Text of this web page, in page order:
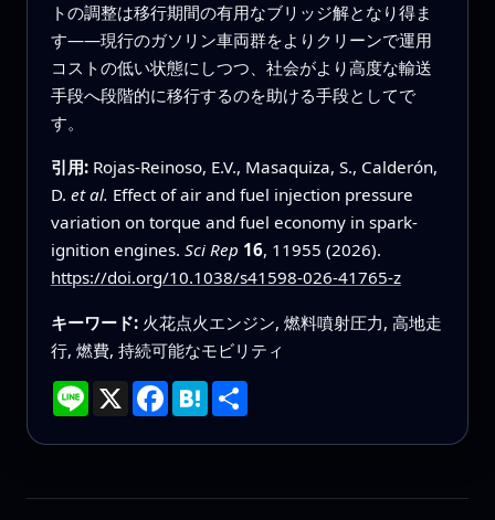
トの調整は移行期間の有用なブリッジ解となり得ま
す――現行のガソリン車両群をよりクリーンで運用
コストの低い状態にしつつ、社会がより高度な輸送
手段へ段階的に移行するのを助ける手段としてで
す。
引用: Rojas-Reinoso, E.V., Masaquiza, S., Calderón,
D. et al. Effect of air and fuel injection pressure
variation on torque and fuel economy in spark-
ignition engines. Sci Rep 16, 11955 (2026).
https://doi.org/10.1038/s41598-026-41765-z
キーワード: 火花点火エンジン, 燃料噴射圧力, 高地走
行, 燃費, 持続可能なモビリティ
Line X Facebook
Hatena
共
有